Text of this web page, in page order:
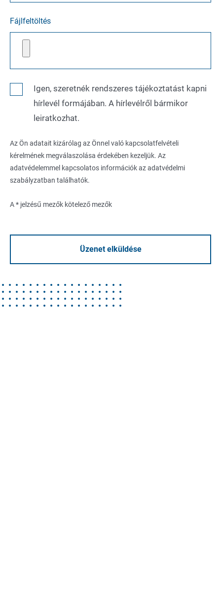
Fájlfeltöltés
Igen, szeretnék rendszeres tájékoztatást kapni
hírlevél formájában. A hírlevélről bármikor
leiratkozhat.
Az Ön adatait kizárólag az Önnel való kapcsolatfelvételi
kérelmének megválaszolása érdekében kezeljük. Az
adatvédelemmel kapcsolatos információk azadatvédelmi
szabályzatban találhatók.
A * jelzésű mezők kötelező mezők
Üzenet elküldése